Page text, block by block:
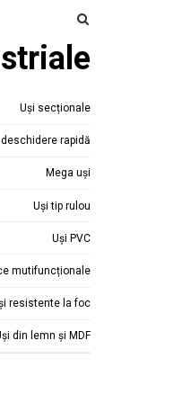
Uși secționale
rapidă
Mega uși
Uși tip rulou
Uși PVC
mutifuncționale
resistente la foc
din lemn și MDF